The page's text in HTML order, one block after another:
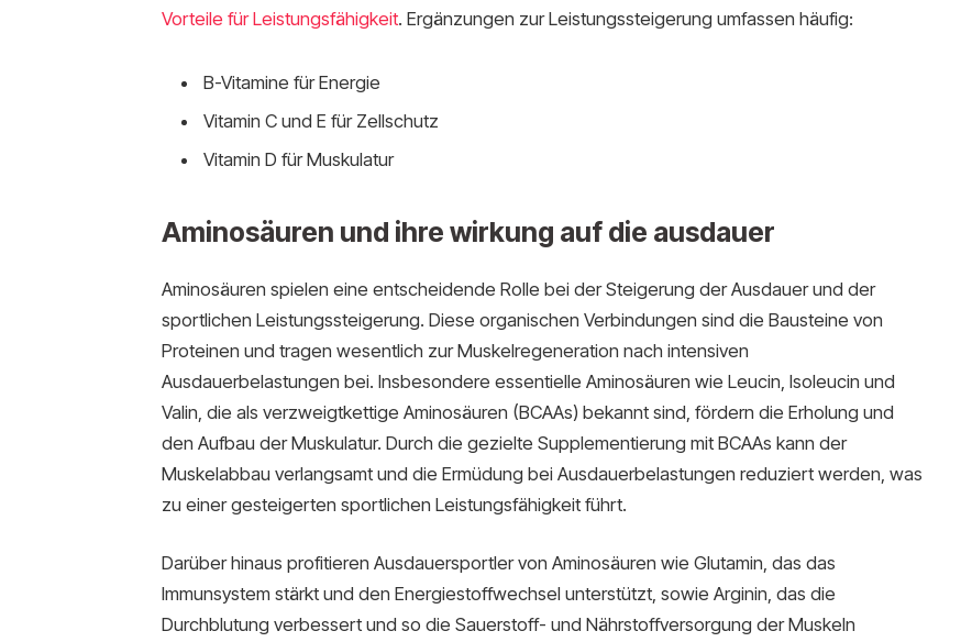
Vorteile für Leistungsfähigkeit. Ergänzungen zur Leistungssteigerung umfassen häufig:
B-Vitamine für Energie
Vitamin C und E für Zellschutz
Vitamin D für Muskulatur
Aminosäuren und ihre wirkung auf die ausdauer
Aminosäuren spielen eine entscheidende Rolle bei der Steigerung der Ausdauer und der
sportlichen Leistungssteigerung. Diese organischen Verbindungen sind die Bausteine von
Proteinen und tragen wesentlich zur Muskelregeneration nach intensiven
Ausdauerbelastungen bei. Insbesondere essentielle Aminosäuren wie Leucin, Isoleucin und
Valin, die als verzweigtkettige Aminosäuren (BCAAs) bekannt sind, fördern die Erholung und
den Aufbau der Muskulatur. Durch die gezielte Supplementierung mit BCAAs kann der
Muskelabbau verlangsamt und die Ermüdung bei Ausdauerbelastungen reduziert werden, was
zu einer gesteigerten sportlichen Leistungsfähigkeit führt.
Darüber hinaus profitieren Ausdauersportler von Aminosäuren wie Glutamin, das das
Immunsystem stärkt und den Energiestoffwechsel unterstützt, sowie Arginin, das die
Durchblutung verbessert und so die Sauerstoff- und Nährstoffversorgung der Muskeln